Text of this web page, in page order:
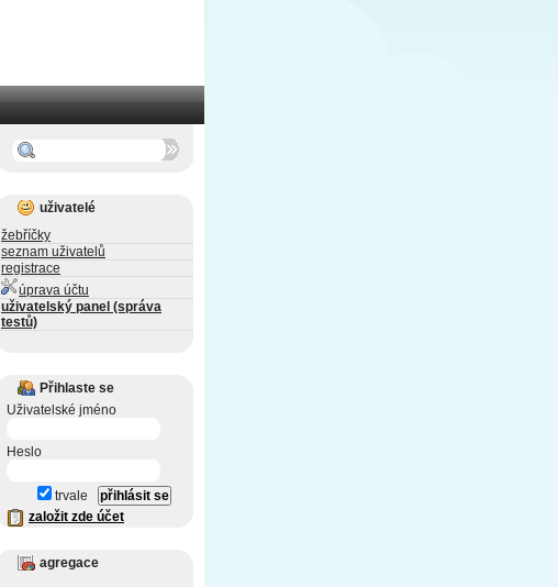
uživatelé
žebříčky
seznam uživatelů
registrace
úprava účtu
uživatelský panel (správa
testů)
Přihlaste se
Uživatelské jméno
Heslo
trvale
založit zde účet
agregace